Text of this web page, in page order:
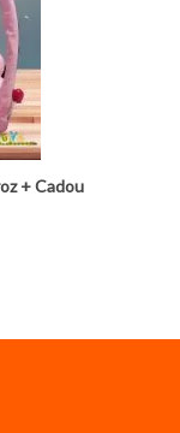
+ Cadou